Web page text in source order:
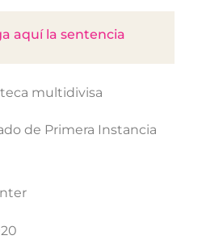
aquí la sentencia
multidivisa
de Primera Instancia